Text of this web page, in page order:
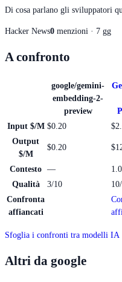
Di cosa parlano gli sviluppatori
Hacker News0 menzioni · 7 gg
A confronto
google/gemini-
embedding-2-
preview
Input $/M $0.20
Output
$/M
$0.20
Contesto —
Qualità
3/10
Confronta
affiancati
Sfoglia i confronti tra modelli
Altri da google